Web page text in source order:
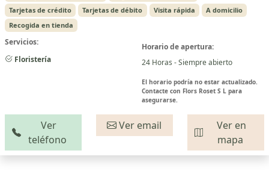
Tarjetas de crédito
Tarjetas de débito Visita rápida
A domicilio
Recogida en tienda
Servicios:
Floristería
Horario de apertura:
24 Horas - Siempre abierto
El horario podría no estar actualizado.
Contacte con Flors Roset S L para
asegurarse.
Ver
teléfono
Ver email
Ver en
mapa